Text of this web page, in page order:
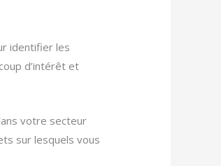
identifier les
d’intérêt et
votre secteur
sur lesquels vous